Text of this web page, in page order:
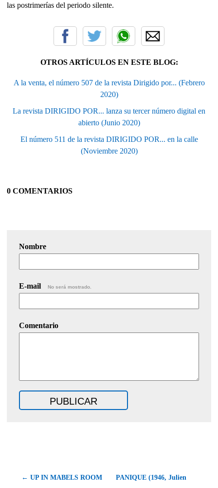
las postrimerías del periodo silente.
OTROS ARTÍCULOS EN ESTE BLOG:
A la venta, el número 507 de la revista Dirigido por... (Febrero
2020)
La revista DIRIGIDO POR... lanza su tercer número digital en
abierto (Junio 2020)
El número 511 de la revista DIRIGIDO POR... en la calle
(Noviembre 2020)
0 COMENTARIOS
Nombre
E-mail No será mostrado.
Comentario
← UP IN MABELS ROOM
PANIQUE (1946, Julien